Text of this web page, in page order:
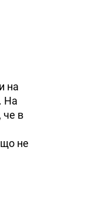
на
На
че в
не